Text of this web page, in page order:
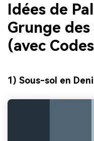
Idées de
Grunge
(avec
1) Sous-sol en